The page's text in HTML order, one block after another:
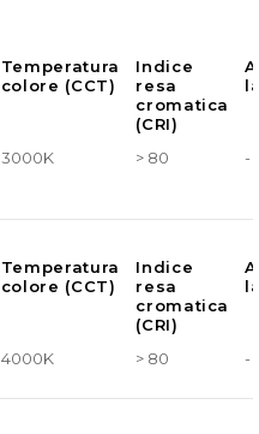
Temperatura
colore (CCT)
Indice
resa
cromatica
(CRI)
3000K > 80 -
Temperatura
colore (CCT)
Indice
resa
cromatica
(CRI)
4000K > 80 -